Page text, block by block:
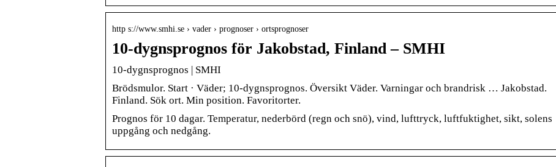
http s://www.smhi.se › vader › prognoser › ortsprognoser
10-dygnsprognos för Jakobstad, Finland – SMHI
10-dygnsprognos | SMHI
Brödsmulor. Start · Väder; 10-dygnsprognos. Översikt Väder. Varningar och brandrisk … Jakobstad.
Finland. Sök ort. Min position. Favoritorter.
Prognos för 10 dagar. Temperatur, nederbörd (regn och snö), vind, lufttryck, luftfuktighet, sikt, solens
uppgång och nedgång.